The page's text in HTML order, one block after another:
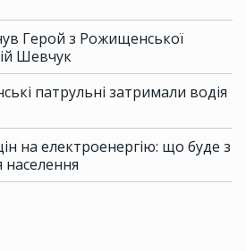
Герой з Рожищенської
Шевчук
патрульні затримали водія
на електроенергію: що буде з